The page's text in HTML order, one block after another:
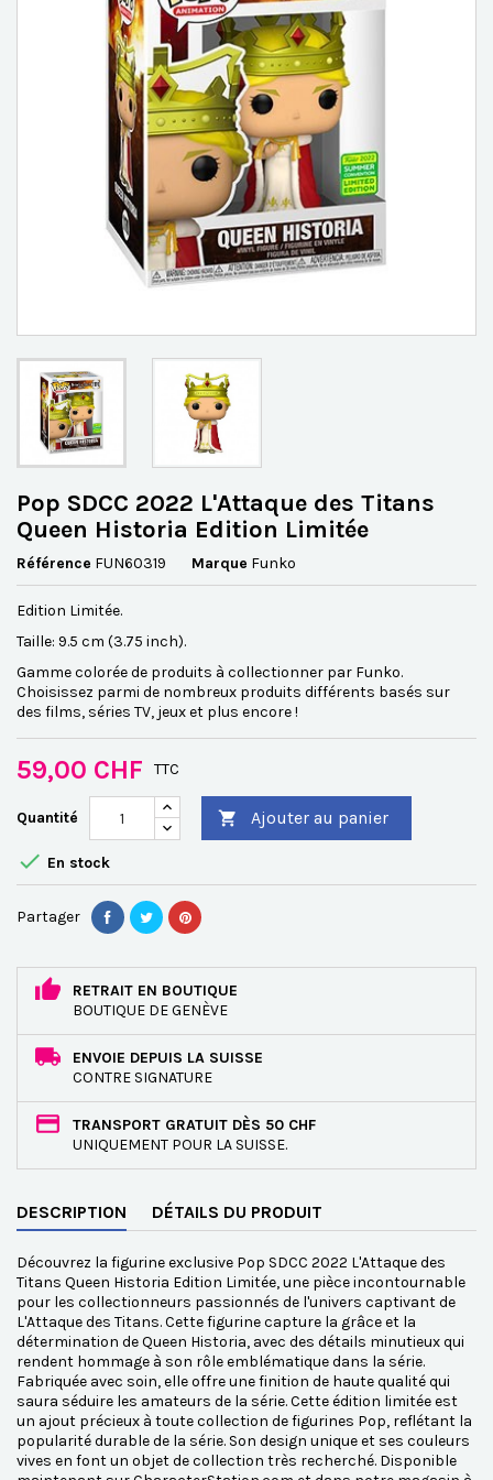
Pop SDCC 2022 L'Attaque des Titans
Queen Historia Edition Limitée
Référence FUN60319 Marque Funko
Edition Limitée.
Taille: 9.5 cm (3.75 inch).
Gamme colorée de produits à collectionner par Funko.
Choisissez parmi de nombreux produits différents basés sur
des films, séries TV, jeux et plus encore !
59,00 CHF TTC
Quantité  Ajouter au panier
 En stock
Partager
RETRAIT EN BOUTIQUE
BOUTIQUE DE GENÈVE
ENVOIE DEPUIS LA SUISSE
CONTRE SIGNATURE
TRANSPORT GRATUIT DÈS 50 CHF
UNIQUEMENT POUR LA SUISSE.
DESCRIPTION DÉTAILS DU PRODUIT
Découvrez la figurine exclusive Pop SDCC 2022 L'Attaque des
Titans Queen Historia Edition Limitée, une pièce incontournable
pour les collectionneurs passionnés de l'univers captivant de
L'Attaque des Titans. Cette figurine capture la grâce et la
détermination de Queen Historia, avec des détails minutieux qui
rendent hommage à son rôle emblématique dans la série.
Fabriquée avec soin, elle offre une finition de haute qualité qui
saura séduire les amateurs de la série. Cette édition limitée est
un ajout précieux à toute collection de figurines Pop, reflétant la
popularité durable de la série. Son design unique et ses couleurs
vives en font un objet de collection très recherché. Disponible